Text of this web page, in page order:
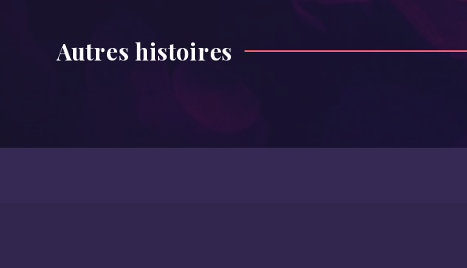
Autres histoires